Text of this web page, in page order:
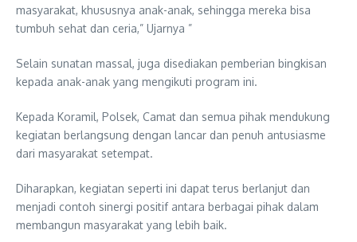
masyarakat, khususnya anak-anak, sehingga mereka bisa
tumbuh sehat dan ceria,” Ujarnya ”
Selain sunatan massal, juga disediakan pemberian bingkisan
kepada anak-anak yang mengikuti program ini.
Kepada Koramil, Polsek, Camat dan semua pihak mendukung
kegiatan berlangsung dengan lancar dan penuh antusiasme
dari masyarakat setempat.
Diharapkan, kegiatan seperti ini dapat terus berlanjut dan
menjadi contoh sinergi positif antara berbagai pihak dalam
membangun masyarakat yang lebih baik.